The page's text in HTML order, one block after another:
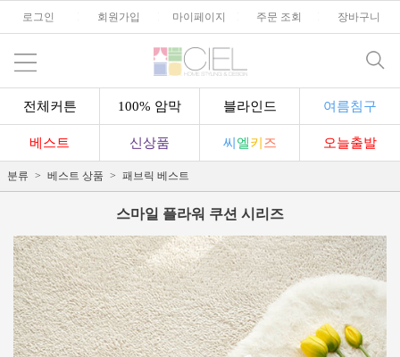
로그인 회원가입 마이페이지 주문 조회 장바구니
전체커튼 100% 암막 블라인드 여름침구
베스트 신상품 씨 엘키 즈 오늘출발
분류 베스트 상품 패브릭 베스트
스마일 플라워 쿠션 시리즈